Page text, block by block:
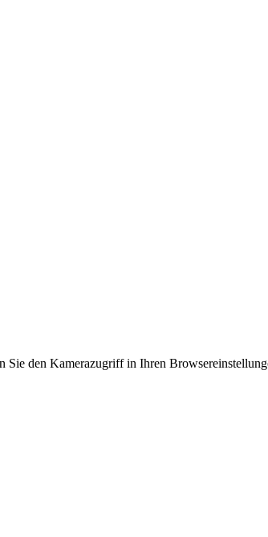
den Kamerazugriff in Ihren